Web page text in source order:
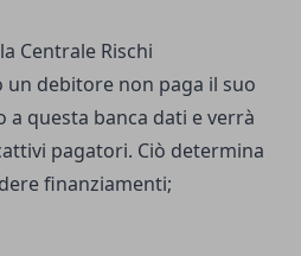
Centrale Rischi
un debitore non paga il suo
a questa banca dati e verrà
pagatori. Ciò determina
finanziamenti;